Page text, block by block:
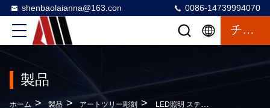
shenbaolaianna@163.con 0086-14739994070
チャットによるご相談
製品
ホーム > 製品 > アートツリー彫刻 > LED照明 ステンレス鋼 アート 樹木彫刻 公共空間のための現代的な芸術照明